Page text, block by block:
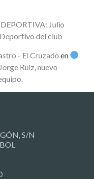
Julio
del club
- El Cruzado en
Ruiz, nuevo
S/N